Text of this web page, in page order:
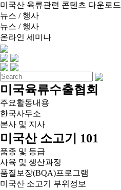
미국산 육류관련 콘텐츠 다운로드
뉴스 / 행사
뉴스 / 행사
온라인 세미나
미국육류수출협회
주요활동내용
한국사무소
본사 및 지사
미국산 소고기 101
품종 및 등급
사육 및 생산과정
품질보장(BQA)프로그램
미국산 소고기 부위정보